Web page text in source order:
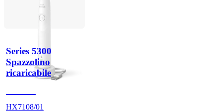
Series 5300
Spazzolino
ricaricabile
HX7108/01